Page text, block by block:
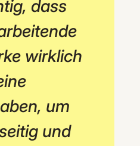
dass
wirklich
um
und